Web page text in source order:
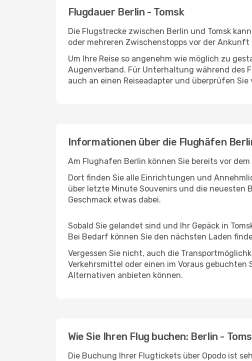
Flugdauer Berlin - Tomsk
Die Flugstrecke zwischen Berlin und Tomsk
oder mehreren Zwischenstopps vor der Ankunft
Um Ihre Reise so angenehm wie möglich zu
Augenverband. Für Unterhaltung während des
auch an einen Reiseadapter und überprüfen
Informationen über die Flughäfen
Am Flughafen Berlin können Sie bereits vor
Dort finden Sie alle Einrichtungen und
über letzte Minute Souvenirs und die neuesten
Geschmack etwas dabei.
Sobald Sie gelandet sind und Ihr Gepäck in
Bei Bedarf können Sie den nächsten Laden
Vergessen Sie nicht, auch die
Verkehrsmittel oder einen im Voraus
Alternativen anbieten können.
Wie Sie Ihren Flug buchen: Berlin -
Die Buchung Ihrer Flugtickets über Opodo ist